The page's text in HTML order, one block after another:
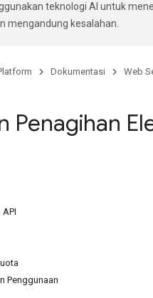
teknologi AI untuk
mengandung kesalahan.
Dokumentasi Web
Penagihan
API
Penggunaan